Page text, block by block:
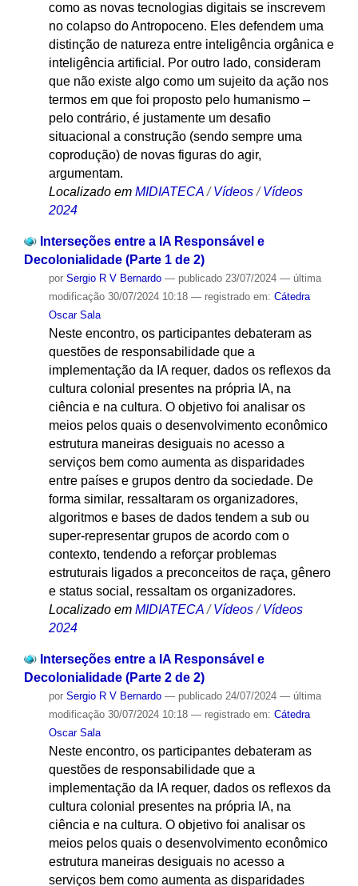
como as novas tecnologias digitais se inscrevem
no colapso do Antropoceno. Eles defendem uma
distinção de natureza entre inteligência orgânica e
inteligência artificial. Por outro lado, consideram
que não existe algo como um sujeito da ação nos
termos em que foi proposto pelo humanismo –
pelo contrário, é justamente um desafio
situacional a construção (sendo sempre uma
coprodução) de novas figuras do agir,
argumentam.
Localizado em MIDIATECA /Vídeos /Vídeos
2024
Interseções entre a IA Responsável e
Decolonialidade (Parte 1 de 2)
por Sergio R V Bernardo — publicado23/07/2024 — última
modificação30/07/2024 10:18 — registrado em: Cátedra
Oscar Sala
Neste encontro, os participantes debateram as
questões de responsabilidade que a
implementação da IA requer, dados os reflexos da
cultura colonial presentes na própria IA, na
ciência e na cultura. O objetivo foi analisar os
meios pelos quais o desenvolvimento econômico
estrutura maneiras desiguais no acesso a
serviços bem como aumenta as disparidades
entre países e grupos dentro da sociedade. De
forma similar, ressaltaram os organizadores,
algoritmos e bases de dados tendem a sub ou
super-representar grupos de acordo com o
contexto, tendendo a reforçar problemas
estruturais ligados a preconceitos de raça, gênero
e status social, ressaltam os organizadores.
Localizado em MIDIATECA /Vídeos /Vídeos
2024
Interseções entre a IA Responsável e
Decolonialidade (Parte 2 de 2)
por Sergio R V Bernardo — publicado24/07/2024 — última
modificação30/07/2024 10:18 — registrado em: Cátedra
Oscar Sala
Neste encontro, os participantes debateram as
questões de responsabilidade que a
implementação da IA requer, dados os reflexos da
cultura colonial presentes na própria IA, na
ciência e na cultura. O objetivo foi analisar os
meios pelos quais o desenvolvimento econômico
estrutura maneiras desiguais no acesso a
serviços bem como aumenta as disparidades